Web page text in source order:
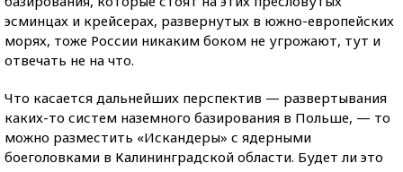
эсминцах и крейсерах, развернутых в южно-европейских
морях, тоже России никаким боком не угрожают, тут и
отвечать не на что.
Что касается дальнейших перспектив — развертывания
каких-то систем наземного базирования в Польше, — то
можно разместить «Искандеры» с ядерными
боеголовками в Калининградской области. Будет ли это